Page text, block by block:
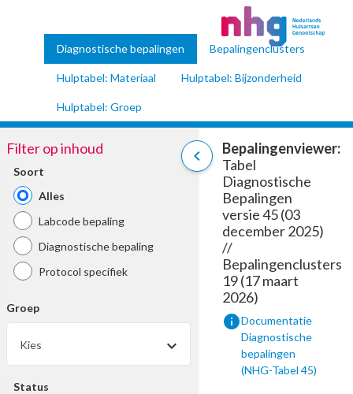
Diagnostische bepalingen Bepalingenclusters
Hulptabel: Materiaal Hulptabel: Bijzonderheid
Hulptabel: Groep
chevron_left
Filter op inhoud
Soort
Alles
Labcode bepaling
Diagnostische bepaling
Protocol specifiek
Groep
Kies
Status
Bepalingenviewer:
Tabel
Diagnostische
Bepalingen
versie 45 (03
december 2025)
//
Bepalingenclusters
19 (17 maart
2026)
infoDocumentatie
Diagnostische
bepalingen
(NHG-Tabel 45)